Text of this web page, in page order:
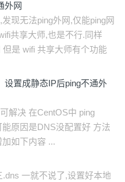
外网
现无法ping外网,仅能ping网
共享大师,也是不行.同样
是 wifi 共享大师有个功能
设置成静态IP后ping不通外
解决 在CentOS中 ping
原因是DNS没配置好 方法
如下内容 ...
一就不说了,设置好本地